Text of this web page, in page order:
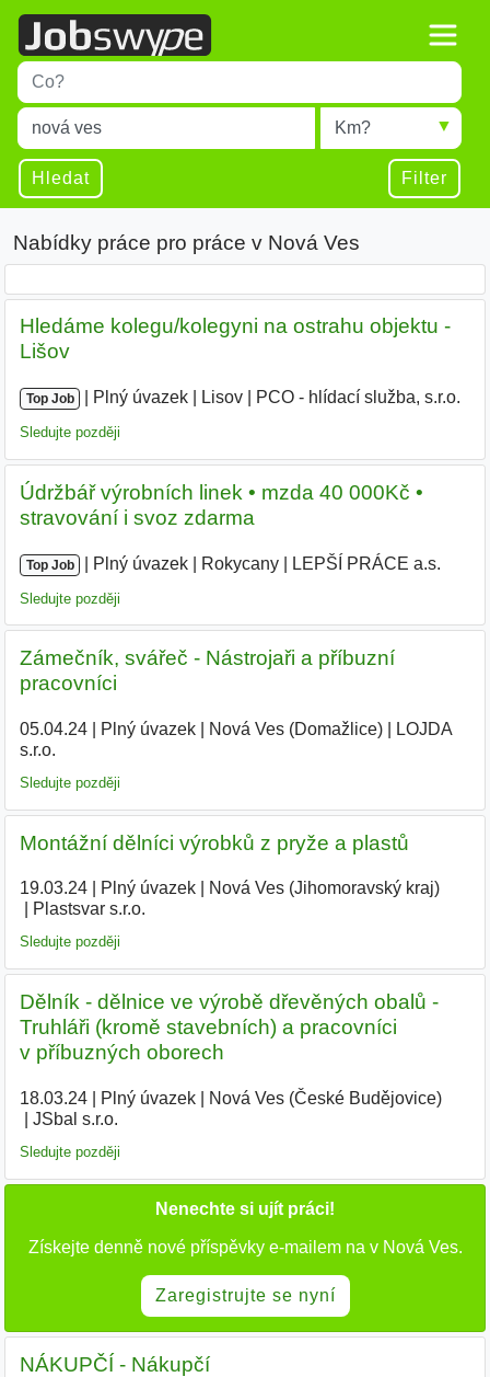
Title
Type 1 or more characters for results.
Místo
Type 1 or more characters for results.
Radius
Hledat Filter
Nabídky práce pro práce v Nová Ves
Hledáme kolegu/kolegyni na ostrahu objektu -
Lišov
Top Job Plný úvazek Lisov PCO - hlídací služba, s.r.o.
Sledujte později
Údržbář výrobních linek • mzda 40 000Kč •
stravování i svoz zdarma
Top Job Plný úvazek Rokycany LEPŠÍ PRÁCE a.s.
Sledujte později
Zámečník, svářeč - Nástrojaři a příbuzní
pracovníci
05.04.24| Plný úvazek| Nová Ves (Domažlice)|
LOJDA
s.r.o.
Sledujte později
Montážní dělníci výrobků z pryže a plastů
19.03.24| Plný úvazek| Nová Ves (Jihomoravský kraj)|
Plastsvar s.r.o.
Sledujte později
Dělník - dělnice ve výrobě dřevěných obalů -
Truhláři (kromě stavebních) a pracovníci
v příbuzných oborech
18.03.24| Plný úvazek| Nová Ves (České Budějovice)|
JSbal s.r.o.
Sledujte později
Nenechte si ujít práci!
Získejte denně nové příspěvky e-mailem na v Nová Ves.
Zaregistrujte se nyní
NÁKUPČÍ - Nákupčí